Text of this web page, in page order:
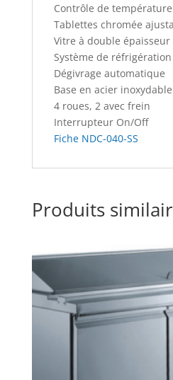
Contrôle de
Tablettes chromée
Vitre à double
Système de
Dégivrage automatique
Base en acier inoxydable
4 roues, 2 avec frein
Interrupteur On/Off
Fiche NDC-040-SS
Produits